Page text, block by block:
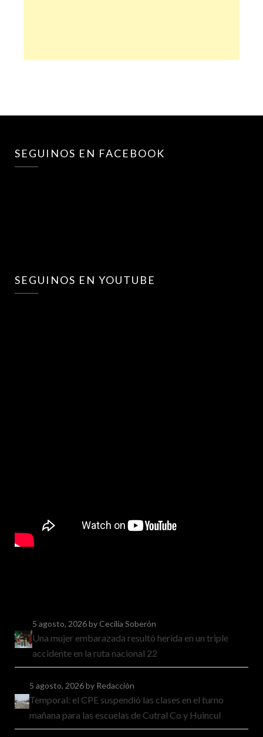
SEGUINOS EN FACEBOOK
SEGUINOS EN YOUTUBE
5 agosto, 2026by Cecilia Soberón
Una mujer embarazada resultó herida en un triple
accidente en la ruta nacional 22
5 agosto, 2026by Redacción
Temporal: el CPE suspendió las clases en el turno
mañana para las escuelas de Cutral Co y Huincul